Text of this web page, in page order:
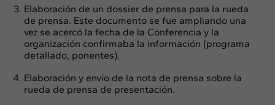
Elaboración de un dossier de prensa para la rueda
de prensa. Este documento se fue ampliando una
vez se acercó la fecha de la Conferencia y la
organización confirmaba la información (programa
detallado, ponentes).
Elaboración y envío de la nota de prensa sobre la
rueda de prensa de presentación.